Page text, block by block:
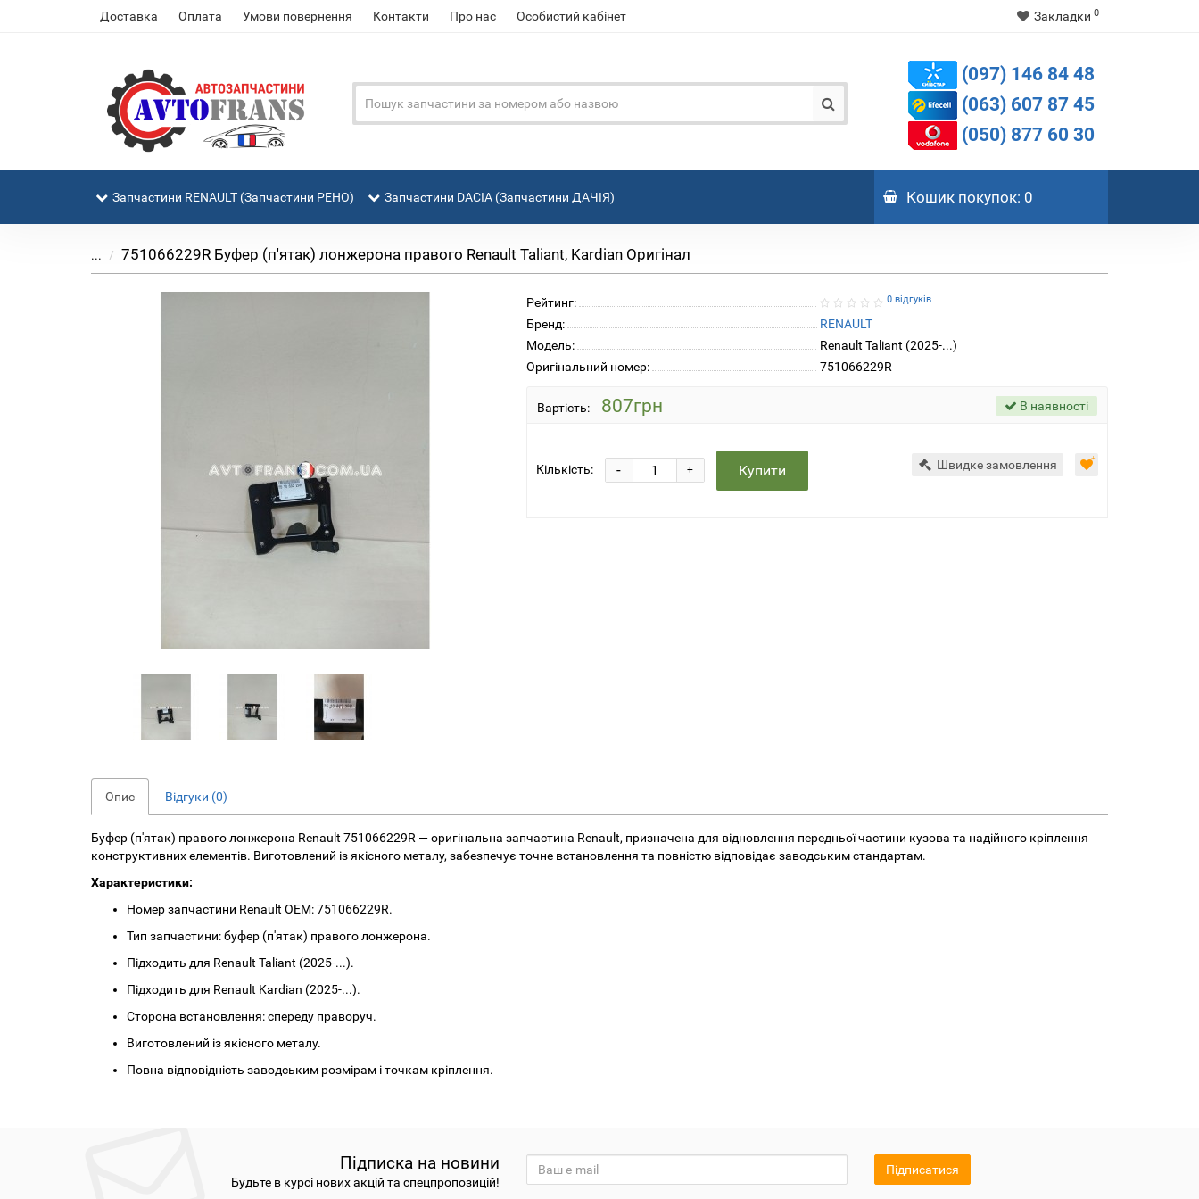
Доставка Оплата Умови повернення Контакти Про нас Особистий кабінет Закладки 0
(097) 146 84 48
(063) 607 87 45
(050) 877 60 30
Запчастини RENAULT (Запчастини РЕНО) Запчастини DACIA (Запчастини ДАЧІЯ) Кошикпокупок: 0
... 751066229R Буфер (п'ятак) лонжерона правого Renault Taliant, Kardian Оригінал
Рейтинг: 0 відгуків
Бренд:
RENAULT
Модель:
Renault Taliant (2025-...)
Оригінальний номер:
751066229R
Вартість: 807грн В наявності
Кількість: +
- Купити Швидке замовлення
Опис Відгуки (0)
Буфер (п'ятак) правого лонжерона Renault 751066229R — оригінальна запчастина Renault, призначена для відновлення передньої частини кузова та надійного кріплення
конструктивних елементів. Виготовлений із якісного металу, забезпечує точне встановлення та повністю відповідає заводським стандартам.
Характеристики:
Номер запчастини Renault OEM: 751066229R.
Тип запчастини: буфер (п'ятак) правого лонжерона.
Підходить для Renault Taliant (2025-...).
Підходить для Renault Kardian (2025-...).
Сторона встановлення: спереду праворуч.
Виготовлений із якісного металу.
Повна відповідність заводським розмірам і точкам кріплення.
Підписка на новини
Будьте в курсі нових акцій та спецпропозицій!
Підписатися